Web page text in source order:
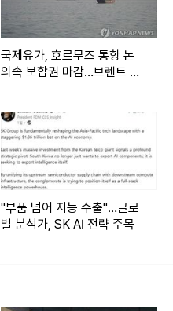
국제유가, 호르무즈 통항 논
의속 보합권 마감…브렌트 79
"부품 넘어 지능 수출"…글로
벌 분석가, SK AI 전략 주목